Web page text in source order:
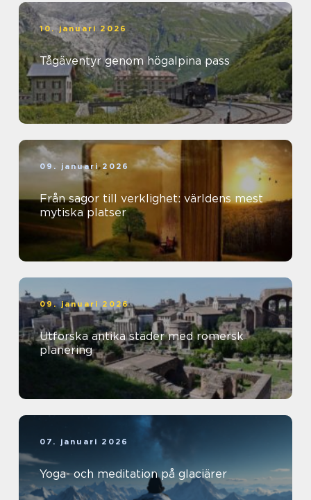
10. januari 2026
Tågäventyr genom högalpina pass
09. januari 2026
Från sagor till verklighet: världens mest
mytiska platser
09. januari 2026
Utforska antika städer med romersk
planering
07. januari 2026
Yoga- och meditation på glaciärer